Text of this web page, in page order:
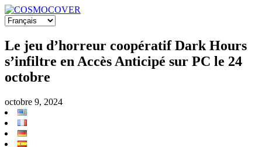
Le jeu d’horreur coopératif Dark Hours
s’infiltre en Accès Anticipé sur PC le 24
octobre
octobre 9, 2024